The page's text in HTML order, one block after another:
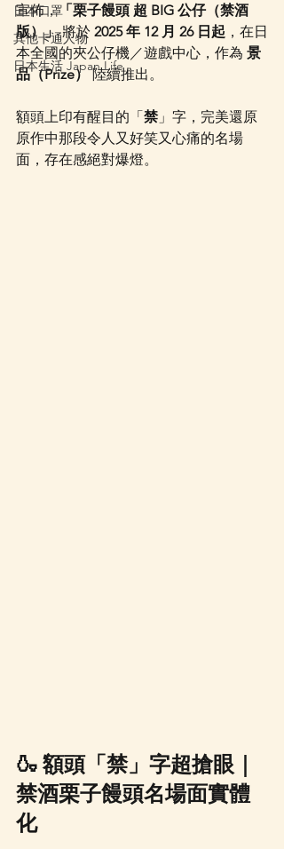
日本口罩
其他卡通人物
日本生活 Japan Life
宣佈，「栗子饅頭 超 BIG 公仔（禁酒
版）」 將於 2025 年 12 月 26 日起 ，在日
本全國的夾公仔機／遊戲中心，作為 景
品（Prize） 陸續推出。
額頭上印有醒目的「禁」字，完美還原
原作中那段令人又好笑又心痛的名場
面，存在感絕對爆燈。
🍶 額頭「禁」字超搶眼｜
禁酒栗子饅頭名場面實體
化